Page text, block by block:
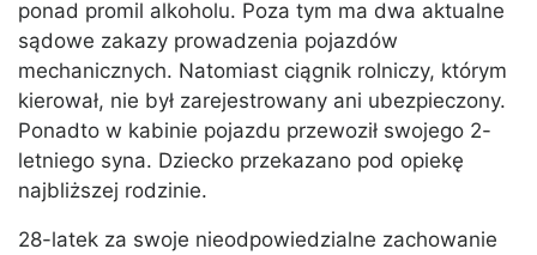
ponad promil alkoholu. Poza tym ma dwa aktualne
sądowe zakazy prowadzenia pojazdów
mechanicznych. Natomiast ciągnik rolniczy, którym
kierował, nie był zarejestrowany ani ubezpieczony.
Ponadto w kabinie pojazdu przewoził swojego 2-
letniego syna. Dziecko przekazano pod opiekę
najbliższej rodzinie.
28-latek za swoje nieodpowiedzialne zachowanie